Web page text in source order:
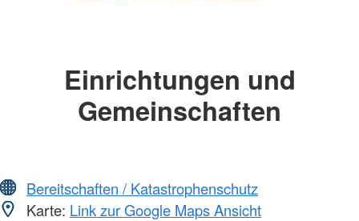
Einrichtungen und
Gemeinschaften
Bereitschaften / Katastrophenschutz
Karte: Link zur Google Maps Ansicht